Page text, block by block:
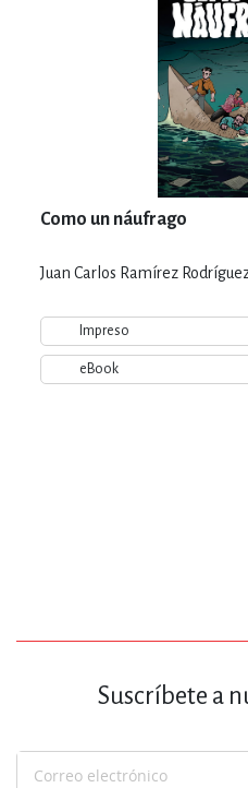
Como un náufrago
Juan Carlos Ramírez
Impreso
eBook
Suscríbete a
Suscríbase